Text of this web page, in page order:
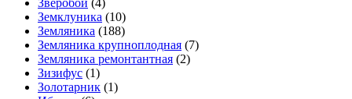
Земклуника (10)
Земляника (188)
Земляника крупноплодная (7)
Земляника ремонтантная (2)
Зизифус (1)
Золотарник (1)